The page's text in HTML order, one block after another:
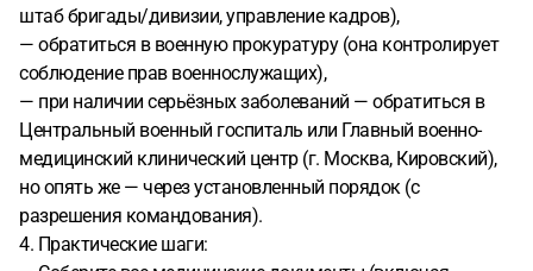
штаб бригады/дивизии, управление кадров),
— обратиться в военную прокуратуру (она контролирует
соблюдение прав военнослужащих),
— при наличии серьёзных заболеваний — обратиться в
Центральный военный госпиталь или Главный военно-
медицинский клинический центр (г. Москва, Кировский),
но опять же — через установленный порядок (с
разрешения командования).
4. Практические шаги: